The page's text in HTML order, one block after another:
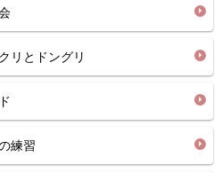
リとドングリ
練習